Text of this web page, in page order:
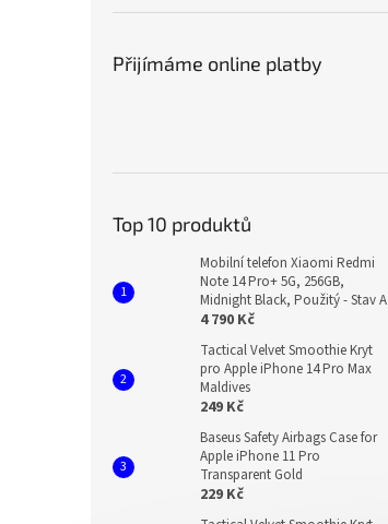
Přijímáme online platby
Top 10 produktů
Mobilní telefon Xiaomi Redmi
Note 14 Pro+ 5G, 256GB,
Midnight Black, Použitý - Stav A
4 790 Kč
Tactical Velvet Smoothie Kryt
pro Apple iPhone 14 Pro Max
Maldives
249 Kč
Baseus Safety Airbags Case for
Apple iPhone 11 Pro
Transparent Gold
229 Kč